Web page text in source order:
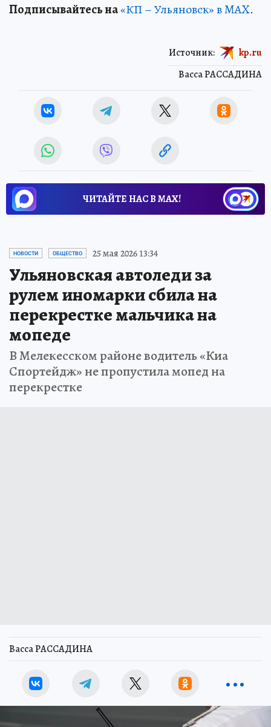
Подписывайтесь на«КП – Ульяновск» в MAX.
Васса РАССАДИНА
Источник: kp.ru
ЧИТАЙТЕ НАС В МАХ!
НОВОСТИ ОБЩЕСТВО 25 мая 2026 13:34
Ульяновская автоледи за
рулем иномарки сбила на
перекрестке мальчика на
мопеде
В Мелекесском районе водитель «Киа
Спортейдж» не пропустила мопед на
перекрестке
Васса РАССАДИНА